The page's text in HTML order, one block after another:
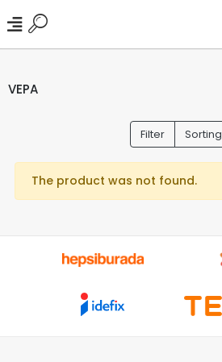
VEPA
Filter Sorting
The product was not found.